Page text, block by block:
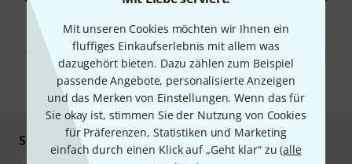
Mit unseren Cookies möchten wir Ihnen ein
fluffiges Einkaufserlebnis mit allem was
dazugehört bieten. Dazu zählen zum Beispiel
passende Angebote, personalisierte Anzeigen
und das Merken von Einstellungen. Wenn das für
Sie okay ist, stimmen Sie der Nutzung von Cookies
für Präferenzen, Statistiken und Marketing
einfach durch einen Klick auf „Geht klar“ zu (alle
Mit Klick auf „Jetzt anmelden“ stimmen Sie dem Erhalt von E-Mail-
Werbung und einer Messung des E-Mail-Nutzungsverhaltens zu. Die
Abmeldung ist jederzeit möglich. Weitere Informationen finden Sie in
unserenDatenschutzhinweisen.
* Pflichtfeld
Sicher einkaufen & bezahlen